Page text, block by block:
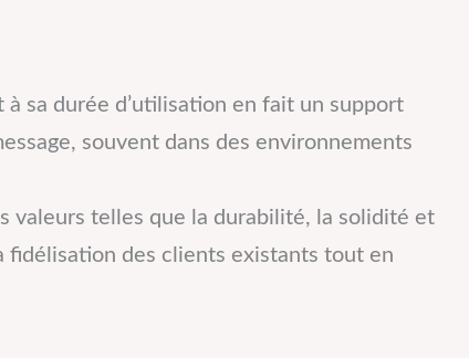
sa durée d’utilisation en fait un support
souvent dans des environnements
valeurs telles que la durabilité, la solidité et
fidélisation des clients existants tout en